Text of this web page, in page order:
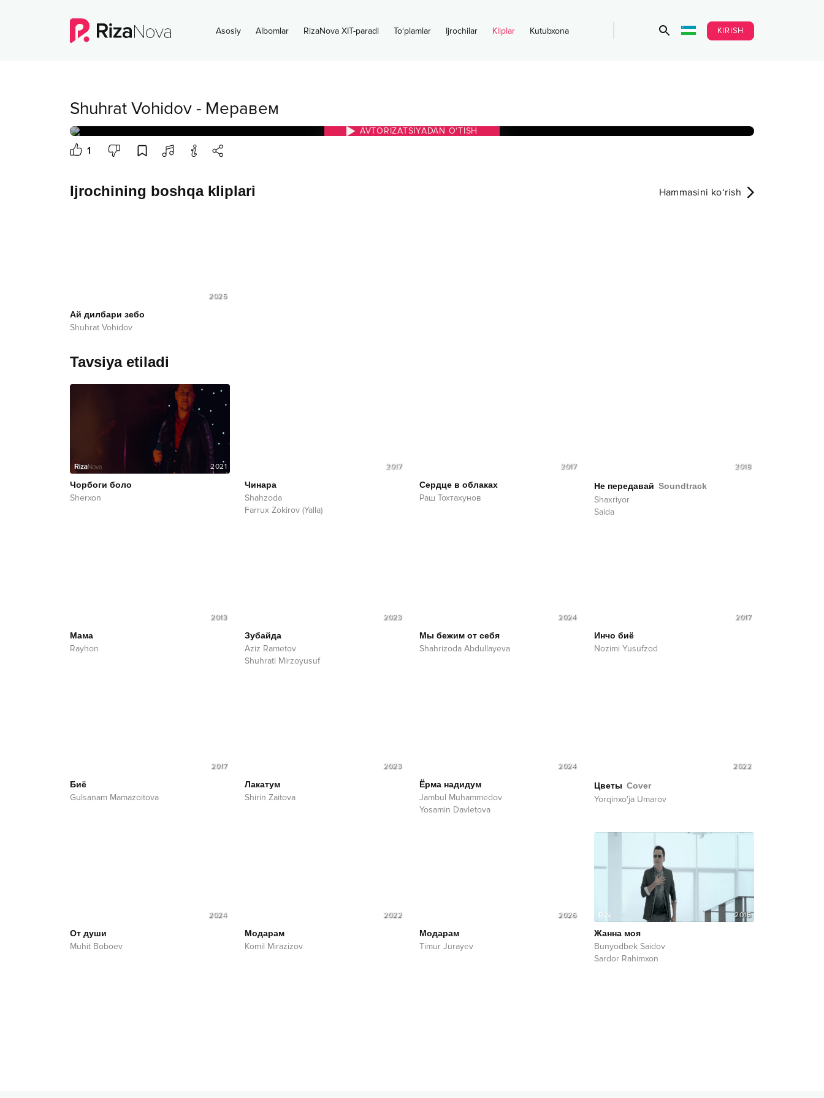
Asosiy Albomlar RizaNova XIT-paradi To‘plamlar Ijrochilar Kliplar Kutubxona KIRISH
Shuhrat Vohidov - Меравем
AVTORIZATSIYADAN O‘TISH
1
Ijrochining boshqa kliplari Hammasini ko‘rish
2025
Ай дилбари зебо
Shuhrat Vohidov
Tavsiya etiladi
2021
Чорбоги боло
Sherxon
2017
Чинара
Shahzoda
Farrux Zokirov (Yalla)
2017
Сердце в облаках
Раш Тохтахунов
2018
Не передавай Soundtrack
Shaxriyor
Saida
2013
Мама
Rayhon
2023
Зубайда
Aziz Rametov
Shuhrati Mirzoyusuf
2024
Мы бежим от себя
Shahrizoda Abdullayeva
2017
Инчо биё
Nozimi Yusufzod
2017
Биё
Gulsanam Mamazoitova
2023
Лакатум
Shirin Zaitova
2024
Ёрма надидум
Jambul Muhammedov
Yosamin Davletova
2022
Цветы Cover
Yorqinxo'ja Umarov
2024
От души
Muhit Boboev
2022
Модарам
Komil Mirazizov
2026
Модарам
Timur Jurayev
2015
Жанна моя
Bunyodbek Saidov
Sardor Rahimxon